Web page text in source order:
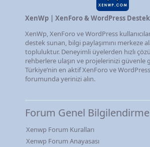
XenWp | XenForo & WordPress
XenWp, XenForo ve WordPress
destek sunan, bilgi paylaşımını merkeze
topluluktur. Deneyimli üyelerden hızlı
rehberlere ulaşın ve projelerinizi güvenle
Türkiye’nin en aktif XenForo ve
forumunda yerinizi alın.
Forum Genel Bilgilendirme
Xenwp Forum Kuralları
Xenwp Forum Anayasası